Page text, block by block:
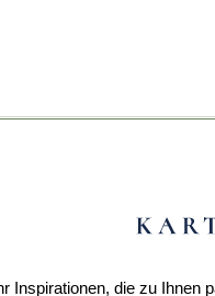
Inspirationen, die zu Ihnen